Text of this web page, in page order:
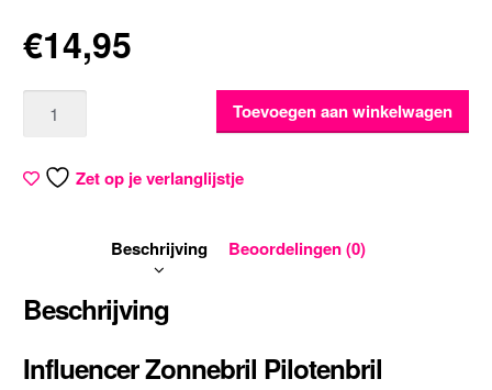
€14,95
Toevoegen aan winkelwagen
Zet op je verlanglijstje
Beschrijving Beoordelingen (0)
Beschrijving
Influencer Zonnebril Pilotenbril